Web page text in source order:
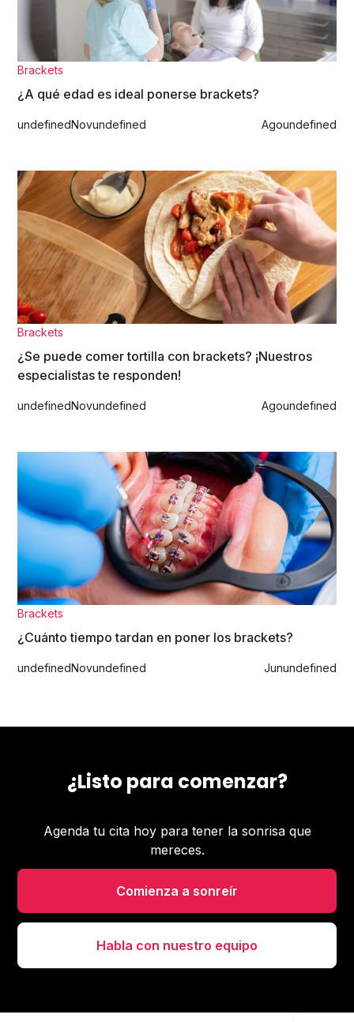
Brackets
¿A qué edad es ideal ponerse brackets?
undefinedNovundefined Agoundefined
Brackets
¿Se puede comer tortilla con brackets? ¡Nuestros
especialistas te responden!
undefinedNovundefined Agoundefined
Brackets
¿Cuánto tiempo tardan en poner los brackets?
undefinedNovundefined Junundefined
¿Listo para comenzar?
Agenda tu cita hoy para tener la sonrisa que
mereces.
Comienza a sonreír
Habla con nuestro equipo